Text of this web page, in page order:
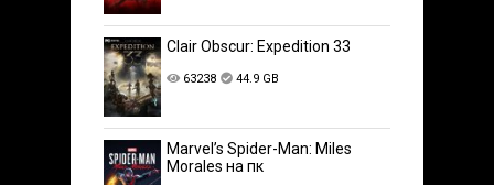
Clair Obscur: Expedition 33
63238 44.9 GB
Marvel’s Spider-Man: Miles
Morales на пк